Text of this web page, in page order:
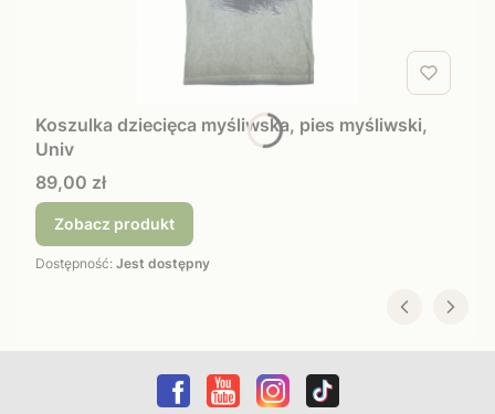
Koszulka dziecięca myśliwska, pies myśliwski,
Univ
Cena
89,00 zł
Zobacz produkt
Dostępność: Jest dostępny